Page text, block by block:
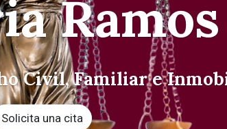
Civil, Familiar e
Solicita una cita